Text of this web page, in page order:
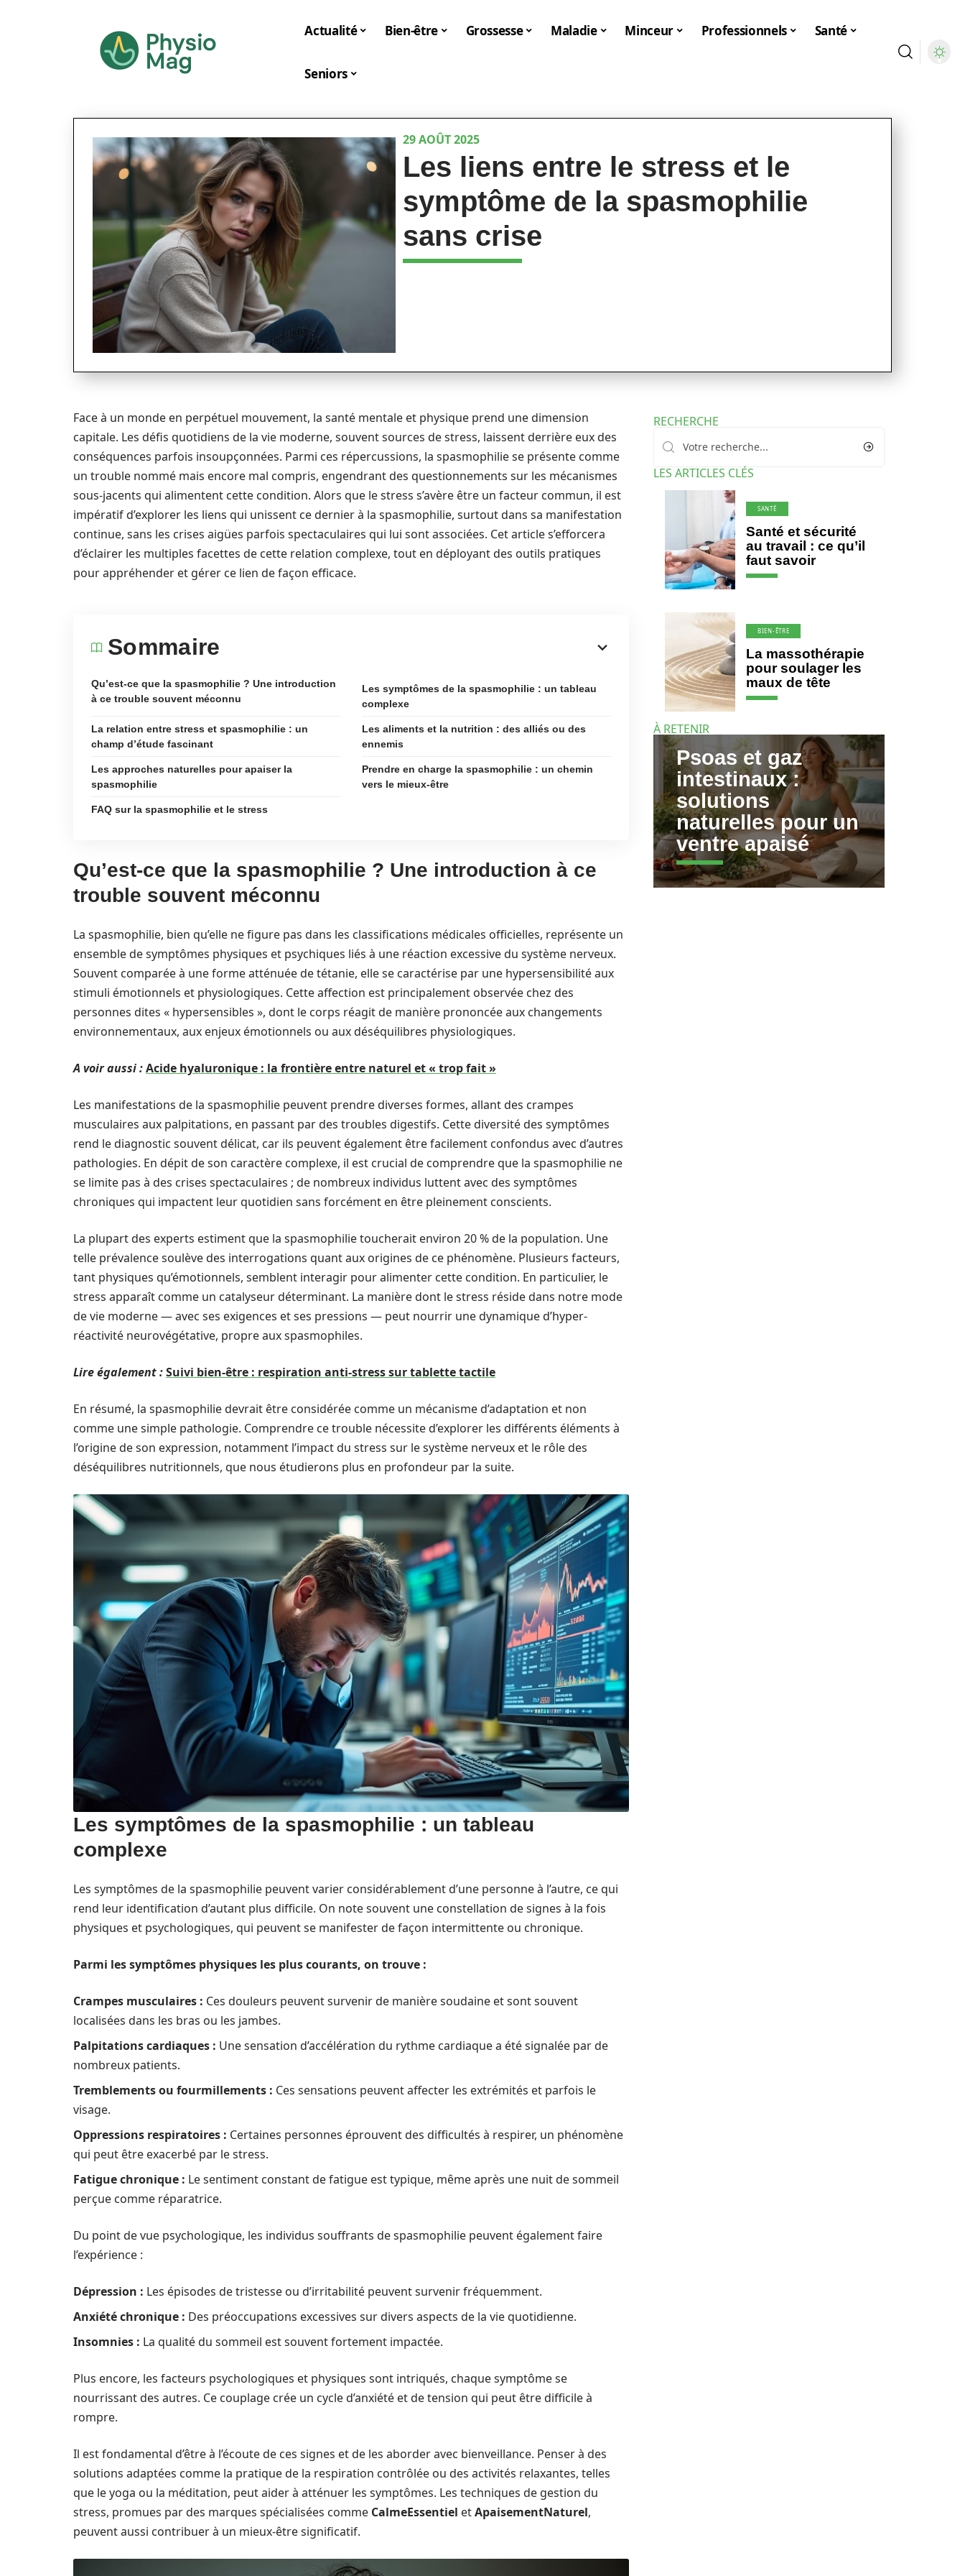
Actualité Bien-être Grossesse Maladie Minceur Professionnels Santé
Seniors
29 AOÛT 2025
Les liens entre le stress et le
symptôme de la spasmophilie
sans crise
Face à un monde en perpétuel mouvement, la santé mentale et physique prend une dimension
capitale. Les défis quotidiens de la vie moderne, souvent sources de stress, laissent derrière eux des
conséquences parfois insoupçonnées. Parmi ces répercussions, la spasmophilie se présente comme
un trouble nommé mais encore mal compris, engendrant des questionnements sur les mécanismes
sous-jacents qui alimentent cette condition. Alors que le stress s’avère être un facteur commun, il est
impératif d’explorer les liens qui unissent ce dernier à la spasmophilie, surtout dans sa manifestation
continue, sans les crises aigües parfois spectaculaires qui lui sont associées. Cet article s’efforcera
d’éclairer les multiples facettes de cette relation complexe, tout en déployant des outils pratiques
pour appréhender et gérer ce lien de façon efficace.
Sommaire
Qu’est-ce que la spasmophilie ? Une introduction
à ce trouble souvent méconnu
Les symptômes de la spasmophilie : un tableau
complexe
La relation entre stress et spasmophilie : un
champ d’étude fascinant
Les aliments et la nutrition : des alliés ou des
ennemis
Les approches naturelles pour apaiser la
spasmophilie
Prendre en charge la spasmophilie : un chemin
vers le mieux-être
FAQ sur la spasmophilie et le stress
Qu’est-ce que la spasmophilie ? Une introduction à ce
trouble souvent méconnu
La spasmophilie, bien qu’elle ne figure pas dans les classifications médicales officielles, représente un
ensemble de symptômes physiques et psychiques liés à une réaction excessive du système nerveux.
Souvent comparée à une forme atténuée de tétanie, elle se caractérise par une hypersensibilité aux
stimuli émotionnels et physiologiques. Cette affection est principalement observée chez des
personnes dites « hypersensibles », dont le corps réagit de manière prononcée aux changements
environnementaux, aux enjeux émotionnels ou aux déséquilibres physiologiques.
A voir aussi :Acide hyaluronique : la frontière entre naturel et « trop fait »
Les manifestations de la spasmophilie peuvent prendre diverses formes, allant des crampes
musculaires aux palpitations, en passant par des troubles digestifs. Cette diversité des symptômes
rend le diagnostic souvent délicat, car ils peuvent également être facilement confondus avec d’autres
pathologies. En dépit de son caractère complexe, il est crucial de comprendre que la spasmophilie ne
se limite pas à des crises spectaculaires ; de nombreux individus luttent avec des symptômes
chroniques qui impactent leur quotidien sans forcément en être pleinement conscients.
La plupart des experts estiment que la spasmophilie toucherait environ 20 % de la population. Une
telle prévalence soulève des interrogations quant aux origines de ce phénomène. Plusieurs facteurs,
tant physiques qu’émotionnels, semblent interagir pour alimenter cette condition. En particulier, le
stress apparaît comme un catalyseur déterminant. La manière dont le stress réside dans notre mode
de vie moderne — avec ses exigences et ses pressions — peut nourrir une dynamique d’hyper-
réactivité neurovégétative, propre aux spasmophiles.
Lire également :Suivi bien-être : respiration anti-stress sur tablette tactile
En résumé, la spasmophilie devrait être considérée comme un mécanisme d’adaptation et non
comme une simple pathologie. Comprendre ce trouble nécessite d’explorer les différents éléments à
l’origine de son expression, notamment l’impact du stress sur le système nerveux et le rôle des
déséquilibres nutritionnels, que nous étudierons plus en profondeur par la suite.
Les symptômes de la spasmophilie : un tableau
complexe
Les symptômes de la spasmophilie peuvent varier considérablement d’une personne à l’autre, ce qui
rend leur identification d’autant plus difficile. On note souvent une constellation de signes à la fois
physiques et psychologiques, qui peuvent se manifester de façon intermittente ou chronique.
Parmi les symptômes physiques les plus courants, on trouve :
Crampes musculaires : Ces douleurs peuvent survenir de manière soudaine et sont souvent
localisées dans les bras ou les jambes.
Palpitations cardiaques : Une sensation d’accélération du rythme cardiaque a été signalée par de
nombreux patients.
Tremblements ou fourmillements : Ces sensations peuvent affecter les extrémités et parfois le
visage.
Oppressions respiratoires : Certaines personnes éprouvent des difficultés à respirer, un phénomène
qui peut être exacerbé par le stress.
Fatigue chronique : Le sentiment constant de fatigue est typique, même après une nuit de sommeil
perçue comme réparatrice.
Du point de vue psychologique, les individus souffrants de spasmophilie peuvent également faire
l’expérience :
Dépression : Les épisodes de tristesse ou d’irritabilité peuvent survenir fréquemment.
Anxiété chronique : Des préoccupations excessives sur divers aspects de la vie quotidienne.
Insomnies : La qualité du sommeil est souvent fortement impactée.
Plus encore, les facteurs psychologiques et physiques sont intriqués, chaque symptôme se
nourrissant des autres. Ce couplage crée un cycle d’anxiété et de tension qui peut être difficile à
rompre.
Il est fondamental d’être à l’écoute de ces signes et de les aborder avec bienveillance. Penser à des
solutions adaptées comme la pratique de la respiration contrôlée ou des activités relaxantes, telles
que le yoga ou la méditation, peut aider à atténuer les symptômes. Les techniques de gestion du
stress, promues par des marques spécialisées comme CalmeEssentiel etApaisementNaturel,
peuvent aussi contribuer à un mieux-être significatif.
RECHERCHE
LES ARTICLES CLÉS
SANTÉ
Santé et sécurité
au travail : ce qu’il
faut savoir
BIEN-ÊTRE
La massothérapie
pour soulager les
maux de tête
À RETENIR
Psoas et gaz
intestinaux :
solutions
naturelles pour un
ventre apaisé